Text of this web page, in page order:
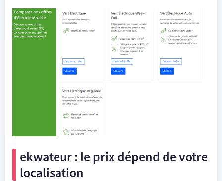
ekwateur : le prix dépend de votre
localisation